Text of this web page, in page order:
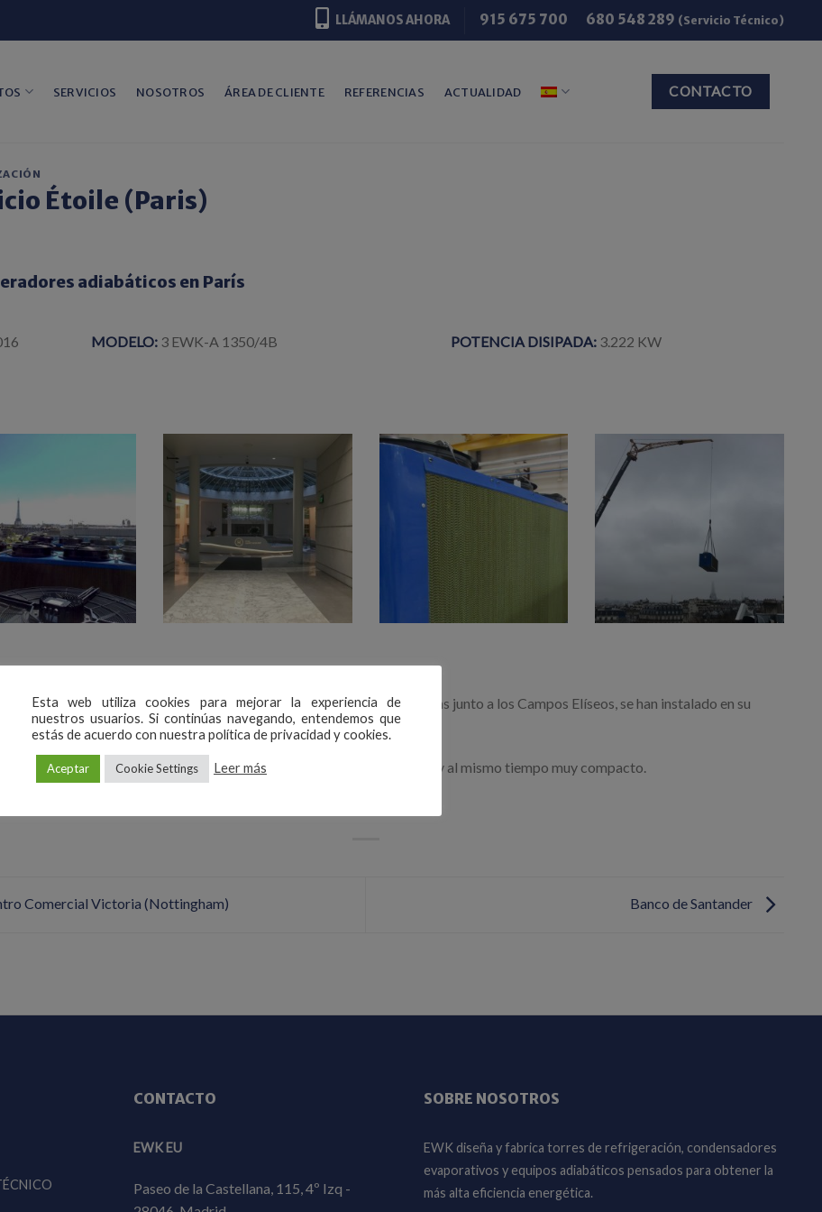
LLÁMANOS AHORA 915 675 700 680 548 289 (Servicio Técnico)
SERVICIOS NOSOTROS ÁREA DE CLIENTE REFERENCIAS ACTUALIDAD CONTACTO
Étoile (Paris)
adiabáticos en París
MODELO: 3 EWK-A 1350/4B POTENCIA DISIPADA: 3.222 KW
la calidad de refrigeración de las oficinas de alto standing situadas junto a los Campos Elíseos, se han instalado en su
refrigeradores adiabáticos de la marca EWK.
elegido fue el EWK-A 1350/4B por su alta capacidad de intercambio, y al mismo tiempo muy compacto.
Comercial Victoria (Nottingham) Banco de Santander
CONTACTO
EWK EU
Paseo de la Castellana, 115, 4º Izq -
SOBRE NOSOTROS
EWK diseña y fabrica torres de refrigeración, condensadores
evaporativos y equipos adiabáticos pensados para obtener la
más alta eficiencia energética.
Esta web utiliza cookies para mejorar la experiencia de
nuestros usuarios. Si continúas navegando, entendemos que
estás de acuerdo con nuestra política de privacidad y cookies.
Aceptar Cookie Settings Leer más